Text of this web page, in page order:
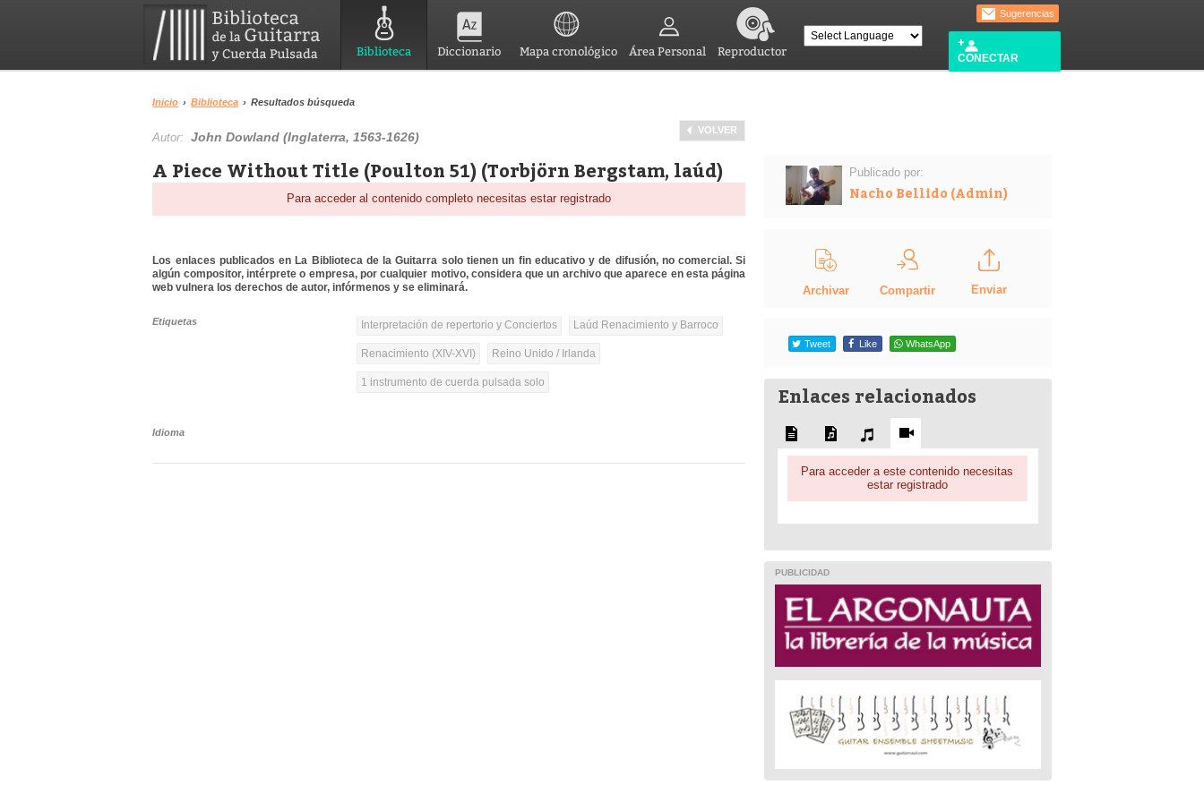
Biblioteca Diccionario Mapa cronológico Área Personal Reproductor
Sugerencias
CONECTAR
Inicio › Biblioteca › Resultados búsqueda
VOLVER
Autor:John Dowland (Inglaterra, 1563-1626)
A Piece Without Title (Poulton 51) (Torbjörn Bergstam, laúd)
Para acceder al contenido completo necesitas estar registrado
Los enlaces publicados en La Biblioteca de la Guitarra solo tienen un fin educativo y de difusión, no comercial. Si
algún compositor, intérprete o empresa, por cualquier motivo, considera que un archivo que aparece en esta página
web vulnera los derechos de autor, infórmenos y se eliminará.
Etiquetas Interpretación de repertorio y Conciertos Laúd Renacimiento y Barroco
Renacimiento (XIV-XVI) Reino Unido / Irlanda
1 instrumento de cuerda pulsada solo
Idioma
Publicado por:
Nacho Bellido (Admin)
Archivar Compartir Enviar
Tweet Like WhatsApp
Enlaces relacionados
Para acceder a este contenido necesitas
estar registrado
PUBLICIDAD